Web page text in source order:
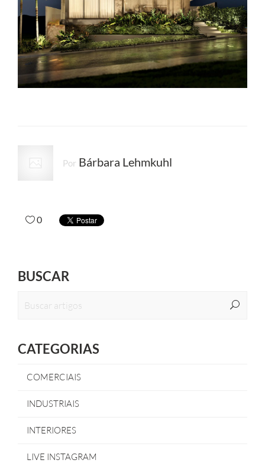
Por Bárbara Lehmkuhl
0
BUSCAR
CATEGORIAS
COMERCIAIS
INDUSTRIAIS
INTERIORES
LIVE INSTAGRAM